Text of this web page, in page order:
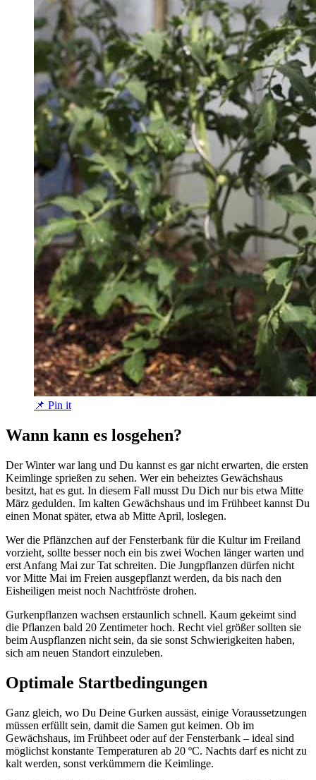
📌 Pin it
Wann kann es losgehen?
Der Winter war lang und Du kannst es gar nicht erwarten, die ersten
Keimlinge sprießen zu sehen. Wer ein beheiztes Gewächshaus
besitzt, hat es gut. In diesem Fall musst Du Dich nur bis etwa Mitte
März gedulden. Im kalten Gewächshaus und im Frühbeet kannst Du
einen Monat später, etwa ab Mitte April, loslegen.
Wer die Pflänzchen auf der Fensterbank für die Kultur im Freiland
vorzieht, sollte besser noch ein bis zwei Wochen länger warten und
erst Anfang Mai zur Tat schreiten. Die Jungpflanzen dürfen nicht
vor Mitte Mai im Freien ausgepflanzt werden, da bis nach den
Eisheiligen meist noch Nachtfröste drohen.
Gurkenpflanzen wachsen erstaunlich schnell. Kaum gekeimt sind
die Pflanzen bald 20 Zentimeter hoch. Recht viel größer sollten sie
beim Auspflanzen nicht sein, da sie sonst Schwierigkeiten haben,
sich am neuen Standort einzuleben.
Optimale Startbedingungen
Ganz gleich, wo Du Deine Gurken aussäst, einige Voraussetzungen
müssen erfüllt sein, damit die Samen gut keimen. Ob im
Gewächshaus, im Frühbeet oder auf der Fensterbank – ideal sind
möglichst konstante Temperaturen ab 20 ºC. Nachts darf es nicht zu
kalt werden, sonst verkümmern die Keimlinge.